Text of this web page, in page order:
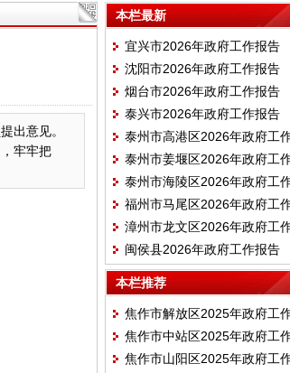
出意见。
牢牢把
本栏最新
宜兴市2026年政府工作报告
沈阳市2026年政府工作报告
烟台市2026年政府工作报告
泰兴市2026年政府工作报告
泰州市高港区2026年政府工
泰州市姜堰区2026年政府工
泰州市海陵区2026年政府工
福州市马尾区2026年政府工
漳州市龙文区2026年政府工
闽侯县2026年政府工作报告
本栏推荐
焦作市解放区2025年政府工
焦作市中站区2025年政府工
焦作市山阳区2025年政府工